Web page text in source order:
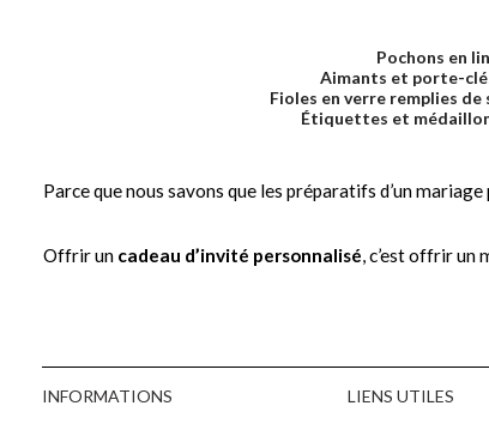
Pochons en
Aimants et porte-
Fioles en verre remplies
Étiquettes et
Parce que nous savons que les préparatifs d’un
Offrir un cadeau d’invité personnalisé, c’est offrir un
INFORMATIONS LIENS UTILES